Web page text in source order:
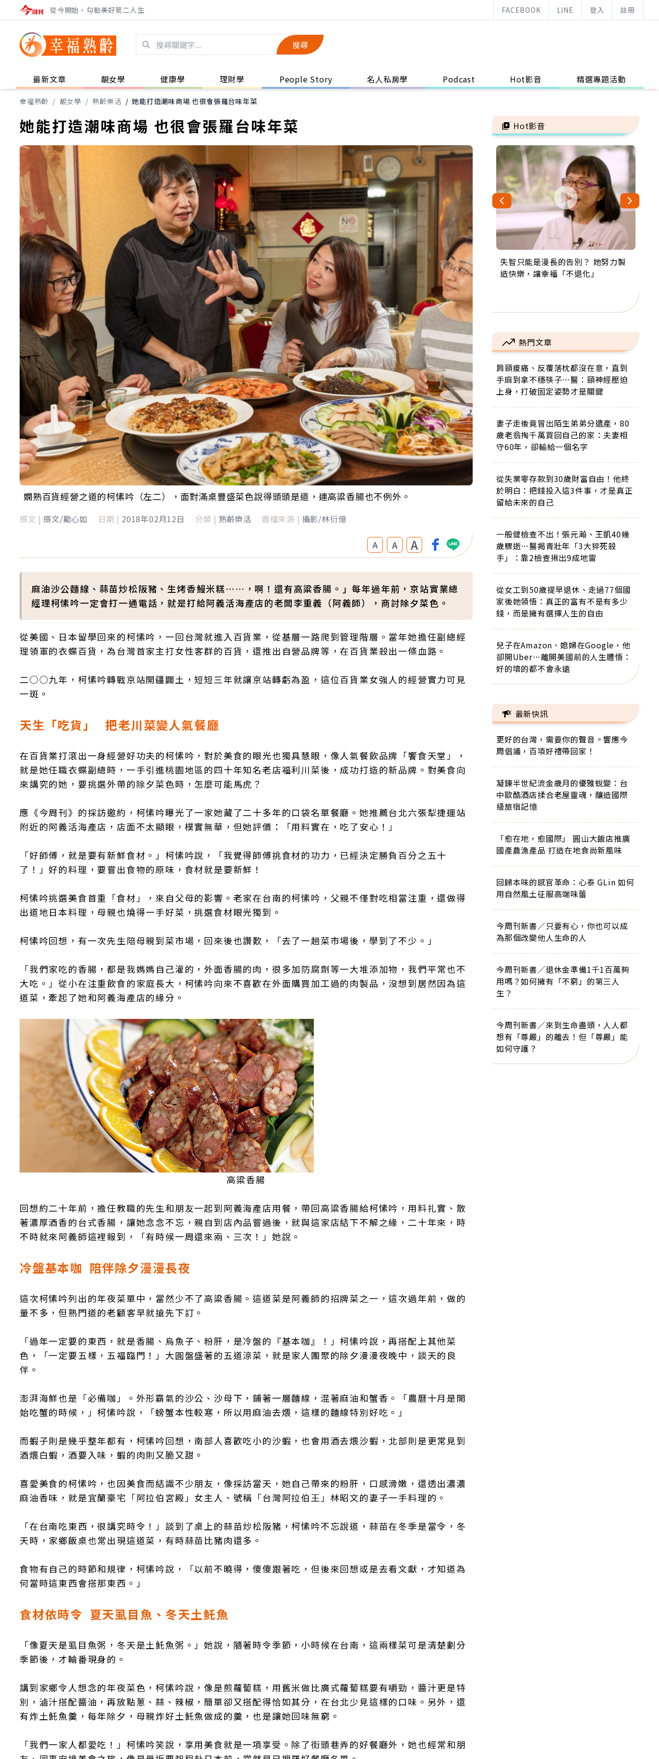
從今開始，勾勒美好第二人生 FACEBOOK LINE 登入 註冊
搜尋
最新文章 靚女學 健康學 理財學 People Story 名人私房學 Podcast Hot影音 精選專題活動
幸福熟齡 / 靚女學 / 熟齡樂活 / 她能打造潮味商場 也很會張羅台味年菜
她能打造潮味商場 也很會張羅台味年菜
嫻熟百貨經營之道的柯愫吟（左二），面對滿桌豐盛菜色說得頭頭是道，連高粱香腸也不例外。
撰文 | 撰文/勵心如 日期 | 2018年02月12日 分類 | 熟齡樂活 圖檔來源 | 攝影/林衍億
A A A
麻油沙公麵線、蒜苗炒松阪豬、生烤香鰻米糕……，啊！還有高粱香腸。」每年過年前，京站實業總
經理柯愫吟一定會打一通電話，就是打給阿義活海產店的老闆李重義（阿義師），商討除夕菜色。
從美國、日本留學回來的柯愫吟，一回台灣就進入百貨業，從基層一路爬到管理階層。當年她擔任副總經
理領軍的衣蝶百貨，為台灣首家主打女性客群的百貨，還推出自營品牌等，在百貨業殺出一條血路。
二○○九年，柯愫吟轉戰京站開疆闢土，短短三年就讓京站轉虧為盈，這位百貨業女強人的經營實力可見
一斑。
天生「吃貨」 把老川菜變人氣餐廳
在百貨業打滾出一身經營好功夫的柯愫吟，對於美食的眼光也獨具慧眼，像人氣餐飲品牌「饗食天堂」，
就是她任職衣蝶副總時，一手引進桃園地區的四十年知名老店福利川菜後，成功打造的新品牌。對美食向
來講究的她，要挑選外帶的除夕菜色時，怎麼可能馬虎？
應《今周刊》的採訪邀約，柯愫吟曝光了一家她藏了二十多年的口袋名單餐廳。她推薦台北六張犁捷運站
附近的阿義活海產店，店面不太顯眼，樸實無華，但她評價：「用料實在，吃了安心！」
「好師傅，就是要有新鮮食材。」柯愫吟說，「我覺得師傅挑食材的功力，已經決定勝負百分之五十
了！」好的料理，要嘗出食物的原味，食材就是要新鮮！
柯愫吟挑選美食首重「食材」，來自父母的影響。老家在台南的柯愫吟，父親不僅對吃相當注重，還做得
出道地日本料理，母親也燒得一手好菜，挑選食材眼光獨到。
柯愫吟回想，有一次先生陪母親到菜市場，回來後也讚歎，「去了一趟菜市場後，學到了不少。」
「我們家吃的香腸，都是我媽媽自己灌的，外面香腸的肉，很多加防腐劑等一大堆添加物，我們平常也不
大吃。」從小在注重飲食的家庭長大，柯愫吟向來不喜歡在外面購買加工過的肉製品，沒想到居然因為這
道菜，牽起了她和阿義海產店的緣分。
高粱香腸
回想約二十年前，擔任教職的先生和朋友一起到阿義海產店用餐，帶回高粱香腸給柯愫吟，用料扎實、散
著濃厚酒香的台式香腸，讓她念念不忘，親自到店內品嘗過後，就與這家店結下不解之緣，二十年來，時
不時就來阿義師這裡報到，「有時候一周還來兩、三次！」她說。
冷盤基本咖 陪伴除夕漫漫長夜
這次柯愫吟列出的年夜菜單中，當然少不了高粱香腸。這道菜是阿義師的招牌菜之一，這次過年前，做的
量不多，但熟門道的老顧客早就搶先下訂。
「過年一定要的東西，就是香腸、烏魚子、粉肝，是冷盤的『基本咖』！」柯愫吟說，再搭配上其他菜
色，「一定要五樣，五福臨門！」大圓盤盛著的五道涼菜，就是家人團聚的除夕漫漫夜晚中，談天的良
伴。
澎湃海鮮也是「必備咖」。外形霸氣的沙公、沙母下，鋪著一層麵線，混著麻油和蟹香。「農曆十月是開
始吃蟹的時候，」柯愫吟說，「螃蟹本性較寒，所以用麻油去煨，這樣的麵線特別好吃。」
而蝦子則是幾乎整年都有，柯愫吟回想，南部人喜歡吃小的沙蝦，也會用酒去煨沙蝦，北部則是更常見到
酒煨白蝦，酒要入味，蝦的肉則又脆又甜。
喜愛美食的柯愫吟，也因美食而結識不少朋友，像採訪當天，她自己帶來的粉肝，口感滑嫩，還透出濃濃
麻油香味，就是宜蘭豪宅「阿拉伯宮殿」女主人、號稱「台灣阿拉伯王」林昭文的妻子一手料理的。
「在台南吃東西，很講究時令！」談到了桌上的蒜苗炒松阪豬，柯愫吟不忘說道，蒜苗在冬季是當令，冬
天時，家鄉飯桌也常出現這道菜，有時蒜苗比豬肉還多。
食物有自己的時節和規律，柯愫吟說，「以前不曉得，傻傻跟著吃，但後來回想或是去看文獻，才知道為
何當時這東西會搭那東西。」
食材依時令 夏天虱目魚、冬天土魠魚
「像夏天是虱目魚粥，冬天是土魠魚粥。」她說，隨著時令季節，小時候在台南，這兩樣菜可是清楚劃分
季節後，才輪番現身的。
講到家鄉令人想念的年夜菜色，柯愫吟說，像是煎蘿蔔糕，用舊米做比廣式蘿蔔糕要有嚼勁，醬汁更是特
別，滷汁搭配醬油，再放點蔥、蒜、辣椒，簡單卻又搭配得恰如其分，在台北少見這樣的口味。另外，還
有炸土魠魚羹，每年除夕，母親炸好土魠魚做成的羹，也是讓她回味無窮。
「我們一家人都愛吃！」柯愫吟笑說，享用美食就是一項享受。除了街頭巷弄的好餐廳外，她也經常和朋
Hot影音
失智只能是漫長的告別？ 她努力製
造快樂，讓幸福「不退化」
來自剛果的巧克力神父 為台灣奉獻
36年 「台灣是我的家，我連作夢都
63歲卸矽谷副總、搬回台灣找快
樂！「蛋黃哥小丑」走進安養院，
104歲打破金氏世界紀錄 成為全球
最年長羽球選手，分享長壽的秘密
事業巔峰他選擇追夢…黑手阿伯拉
小提琴還登上小巨蛋！連CNN都大
熱門文章
肩頸痠痛、反覆落枕都沒在意，直到
手麻到拿不穩筷子…醫：頸神經壓迫
上身，打破固定姿勢才是關鍵
妻子走後竟冒出陌生弟弟分遺產，80
歲老翁掏千萬買回自己的家：夫妻相
守60年，卻輸給一個名字
從失業零存款到30歲財富自由！他終
於明白：把錢投入這3件事，才是真正
留給未來的自己
一般健檢查不出！張元瀚、王凱40幾
歲驟逝…醫揭青壯年「3大猝死殺
手」：靠2檢查揪出9成地雷
從女工到50歲提早退休、走過77個國
家後她領悟：真正的富有不是有多少
錢，而是擁有選擇人生的自由
兒子在Amazon、媳婦在Google，他
卻開Uber…離開美國前的人生體悟：
好的壞的都不會永遠
最新快訊
更好的台灣，需要你的聲音。響應今
周倡議，百項好禮帶回家！
凝鍊半世紀流金歲月的優雅蛻變：台
中歐酷酒店揉合老屋靈魂，釀造國際
級旅宿記憶
「愈在地，愈國際」 圓山大飯店推廣
國產農漁產品 打造在地食尚新風味
回歸本味的感官革命：心泰 GLin 如何
用自然風土征服高端味蕾
今周刊新書／只要有心，你也可以成
為那個改變他人生命的人
今周刊新書／退休金準備1千1百萬夠
用嗎？如何擁有「不窮」的第三人
生？
今周刊新書／來到生命盡頭，人人都
想有「尊嚴」的離去！但「尊嚴」能
如何守護？